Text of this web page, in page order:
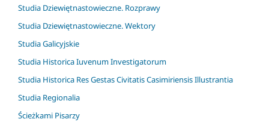
Studia Dziewiętnastowieczne. Rozprawy
Studia Dziewiętnastowieczne. Wektory
Studia Galicyjskie
Studia Historica Iuvenum Investigatorum
Studia Historica Res Gestas Civitatis Casimiriensis Illustrantia
Studia Regionalia
Ścieżkami Pisarzy